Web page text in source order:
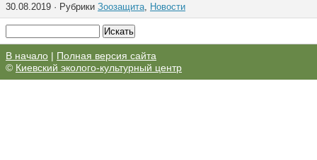
30.08.2019 · Рубрики Зоозащита, Новости
В начало | Полная версия сайта
© Киевский эколого-культурный центр